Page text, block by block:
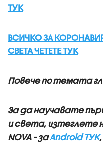
ТУК
ВСИЧКО ЗА
СВЕТА ЧЕТЕТЕ ТУК
Повече по темата
За да научавате
и света, изтеглете
NOVA - заAndroid ТУК,